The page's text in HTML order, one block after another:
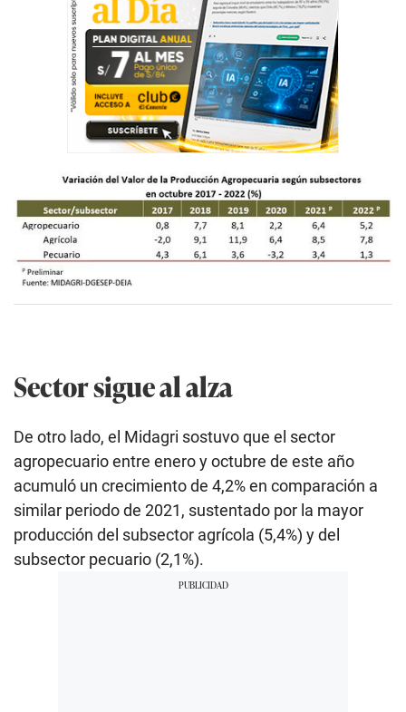
Sector sigue al alza
De otro lado, el Midagri sostuvo que el sector
agropecuario entre enero y octubre de este año
acumuló un crecimiento de 4,2% en comparación a
similar periodo de 2021, sustentado por la mayor
producción del subsector agrícola (5,4%) y del
subsector pecuario (2,1%).